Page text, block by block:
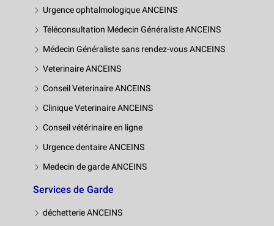
Urgence ophtalmologique ANCEINS
Téléconsultation Médecin Généraliste ANCEINS
Médecin Généraliste sans rendez-vous ANCEINS
Veterinaire ANCEINS
Conseil Veterinaire ANCEINS
Clinique Veterinaire ANCEINS
Conseil vétérinaire en ligne
Urgence dentaire ANCEINS
Medecin de garde ANCEINS
Services de Garde
déchetterie ANCEINS